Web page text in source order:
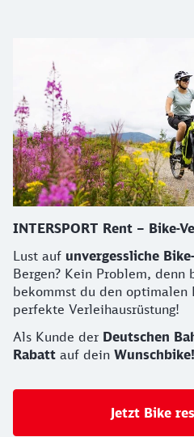
INTERSPORT Rent – Bike-
Lust auf unvergessliche
Bergen? Kein Problem, denn
bekommst du den optimalen
perfekte Verleihausrüstung!
Als Kunde der Deutschen
Rabatt auf dein Wunschbike!
Jetzt Bike